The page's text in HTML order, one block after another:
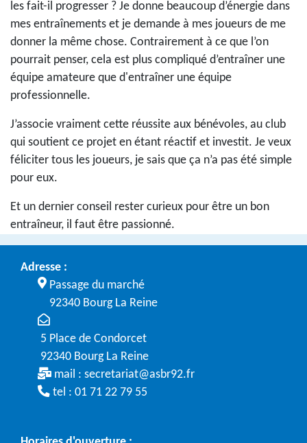
les fait-il progresser ? Je donne beaucoup d’énergie dans
mes entraînements et je demande à mes joueurs de me
donner la même chose. Contrairement à ce que l’on
pourrait penser, cela est plus compliqué d’entraîner une
équipe amateure que d'entraîner une équipe
professionnelle.
J’associe vraiment cette réussite aux bénévoles, au club
qui soutient ce projet en étant réactif et investit. Je veux
féliciter tous les joueurs, je sais que ça n’a pas été simple
pour eux.
Et un dernier conseil rester curieux pour être un bon
entraîneur, il faut être passionné.
Adresse :
Passage du marché
92340 Bourg La Reine
5 Place de Condorcet
92340 Bourg La Reine
mail : secretariat@asbr92.fr
tel : 01 71 22 79 55